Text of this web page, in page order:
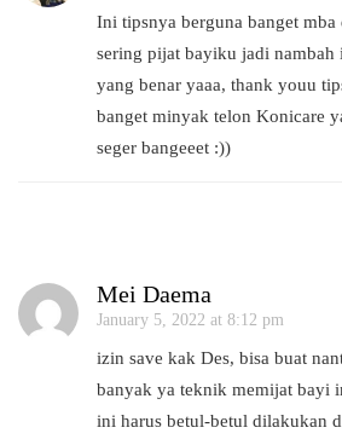
Ini tipsnya berguna banget
sering pijat bayiku jadi nambah
yang benar yaaa, thank youu
banget minyak telon Konicare
seger bangeeet :))
Mei Daema
January 5, 2022 at 8:12 pm
izin save kak Des, bisa buat
banyak ya teknik memijat bayi
ini harus betul-betul dilakukan